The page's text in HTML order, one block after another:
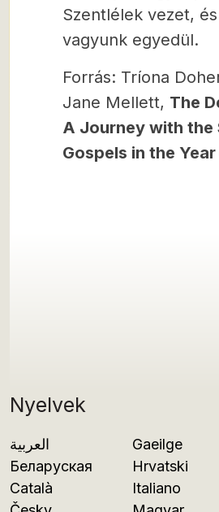
Nyelvek
العربية
Беларуская
Català
Gaeilge
Hrvatski
Italiano
Szentlélek vezet,
vagyunk egyedül.
Forrás: Tríona
Jane Mellett, The
A Journey with the
Gospels in the